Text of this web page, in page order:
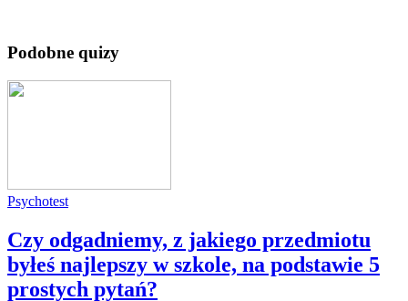
Podobne quizy
Psychotest
Czy odgadniemy, z jakiego przedmiotu
byłeś najlepszy w szkole, na podstawie 5
prostych pytań?